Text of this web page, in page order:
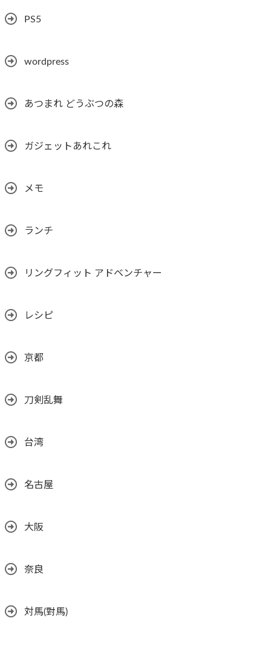
PS5
wordpress
あつまれ どうぶつの森
ガジェットあれこれ
メモ
ランチ
リングフィット アドベンチャー
レシピ
京都
刀剣乱舞
台湾
名古屋
大阪
奈良
対馬(對馬)